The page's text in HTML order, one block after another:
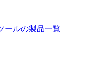
ールの製品一覧